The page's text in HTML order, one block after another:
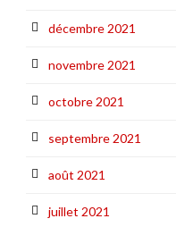
décembre 2021
novembre 2021
octobre 2021
septembre 2021
août 2021
juillet 2021